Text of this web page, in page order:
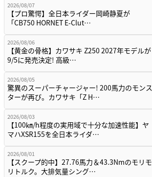
2026/08/07
【プロ驚愕】全日本ライダー岡崎静夏が
「CB750 HORNET E-Clut…
2026/08/06
【黄金の骨格】カワサキ Z250 2027年モデルが
9/5に発売決定! 高級…
2026/08/05
驚異のスーパーチャージャー! 200馬力のモンス
ターが再び。カワサキ「Z H…
2026/08/03
【100㎞/h程度の実用域で十分な加速性能】ヤ
マハXSR155を全日本ライダ…
2026/08/01
【スクープ的中】27.76馬力＆43.3Nmのモリモ
リトルク。大排気量シング…